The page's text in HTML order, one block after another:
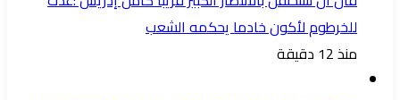
للخرطوم لأكون خادما يحكمه الشعب
منذ 12 دقيقة